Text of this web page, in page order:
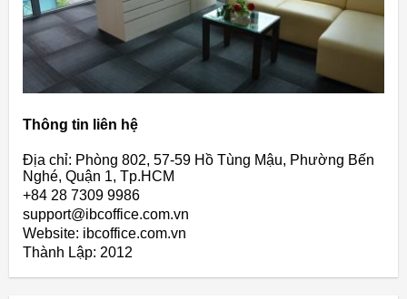
Thông tin liên hệ
Địa chỉ: Phòng 802, 57-59 Hồ Tùng Mậu, Phường Bến
Nghé, Quận 1, Tp.HCM
+84 28 7309 9986
support@ibcoffice.com.vn
Website: ibcoffice.com.vn
Thành Lập: 2012